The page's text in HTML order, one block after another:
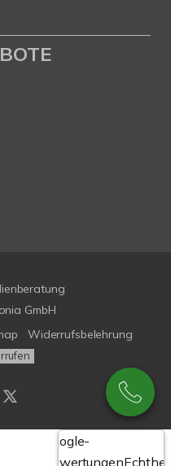
GmbH
Widerrufsbelehrung
Google-
Bewertungen